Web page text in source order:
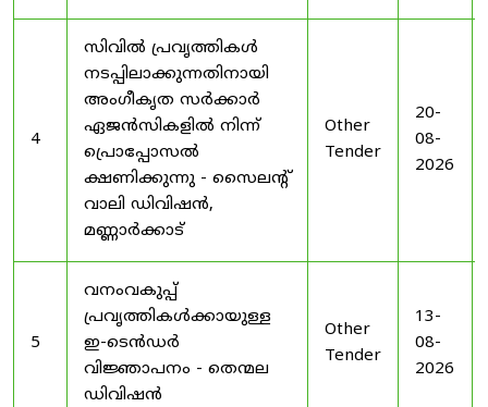
4
സിവിൽ പ്രവൃത്തികൾ
നടപ്പിലാക്കുന്നതിനായി
അംഗീകൃത സർക്കാർ
ഏജൻസികളിൽ നിന്ന്
പ്രൊപ്പോസൽ
ക്ഷണിക്കുന്നു - സൈലന്റ്
വാലി ഡിവിഷൻ,
മണ്ണാർക്കാട്
Other
Tender
20-
08-
2026
5
വനംവകുപ്പ്
പ്രവൃത്തികൾക്കായുള്ള
ഇ-ടെൻഡർ
വിജ്ഞാപനം - തെന്മല
ഡിവിഷൻ
Other
Tender
13-
08-
2026